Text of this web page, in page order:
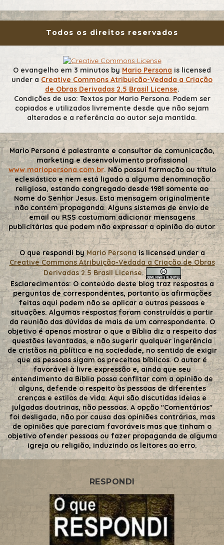
Todos os direitos reservados
O evangelho em 3 minutos by Mario Persona is licensed
under a Creative Commons Atribuição-Vedada a Criação
de Obras Derivadas 2.5 Brasil License.
Condições de uso: Textos por Mario Persona. Podem ser
copiados e utilizados livremente desde que não sejam
alterados e a referência ao autor seja mantida.
Mario Persona é palestrante e consultor de comunicação,
marketing e desenvolvimento profissional
www.mariopersona.com.br. Não possui formação ou título
eclesiástico e nem está ligado a alguma denominação
religiosa, estando congregado desde 1981 somente ao
Nome do Senhor Jesus. Esta mensagem originalmente
não contém propaganda. Alguns sistemas de envio de
email ou RSS costumam adicionar mensagens
publicitárias que podem não expressar a opinião do autor.
O que respondibyMario Personais licensed under a
Creative Commons Atribuição-Vedada a Criação de Obras
Derivadas 2.5 Brasil License.
Esclarecimentos: O conteúdo deste blog traz respostas a
perguntas de correspondentes, portanto as afirmações
feitas aqui podem não se aplicar a outras pessoas e
situações. Algumas respostas foram construídas a partir
da reunião das dúvidas de mais de um correspondente. O
objetivo é apenas mostrar o que a Bíblia diz a respeito das
questões levantadas, e não sugerir qualquer ingerência
de cristãos na política e na sociedade, no sentido de exigir
que as pessoas sigam os preceitos bíblicos. O autor é
favorável à livre expressão e, ainda que seu
entendimento da Bíblia possa conflitar com a opinião de
alguns, defende o respeito às pessoas de diferentes
crenças e estilos de vida. Aqui são discutidas ideias e
julgadas doutrinas, não pessoas. A opção "Comentários"
foi desligada, não por causa das opiniões contrárias, mas
de opiniões que pareciam favoráveis mas que tinham o
objetivo ofender pessoas ou fazer propaganda de alguma
igreja ou religião, induzindo os leitores ao erro.
RESPONDI